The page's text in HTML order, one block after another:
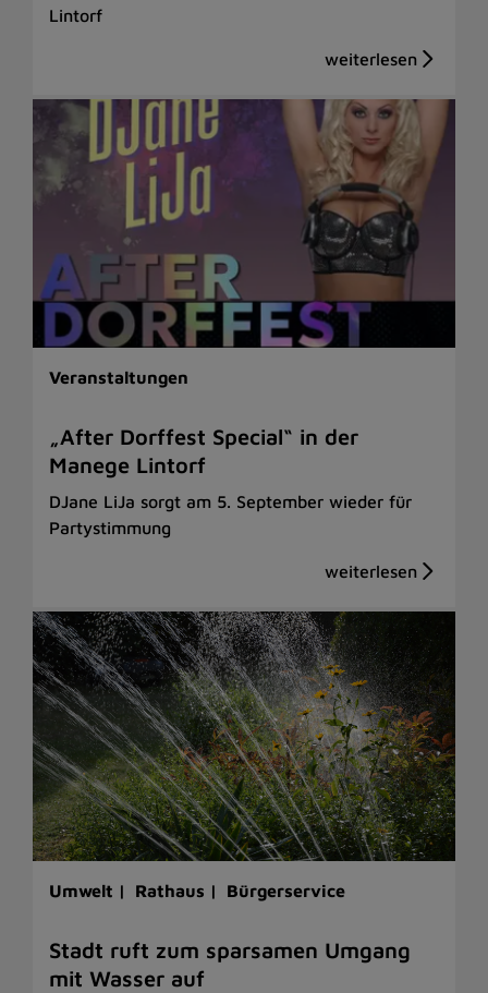
Lintorf
Veranstaltungen
„After Dorffest Special“ in der
Manege Lintorf
DJane LiJa sorgt am 5. September wieder für
Partystimmung
Umwelt | Rathaus | Bürgerservice
Stadt ruft zum sparsamen Umgang
mit Wasser auf